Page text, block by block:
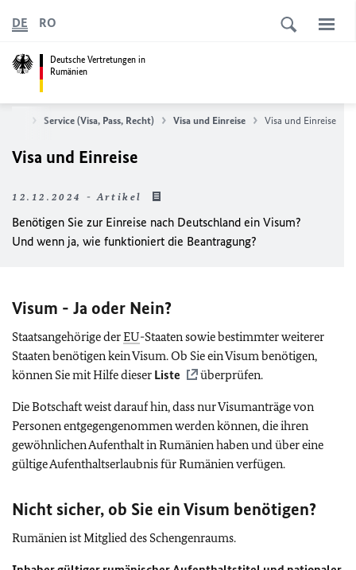
Deutsche Vertretungen in
Rumänien
DE RO
Service (Visa, Pass, Recht) Visa und Einreise Visa und Einreise
Visa und Einreise
12.12.2024 - Artikel
Benötigen Sie zur Einreise nach Deutschland ein Visum?
Und wenn ja, wie funktioniert die Beantragung?
Visum - Ja oder Nein?
Staatsangehörige derEU-Staaten sowie bestimmter weiterer
Staaten benötigen kein Visum. Ob Sie ein Visum benötigen,
können Sie mit Hilfe dieser Liste überprüfen.
Die Botschaft weist darauf hin, dass nur Visumanträge von
Personen entgegengenommen werden können, die ihren
gewöhnlichen Aufenthalt in Rumänien haben und über eine
gültige Aufenthaltserlaubnis für Rumänien verfügen.
Nicht sicher, ob Sie ein Visum benötigen?
Rumänien ist Mitglied des Schengenraums.